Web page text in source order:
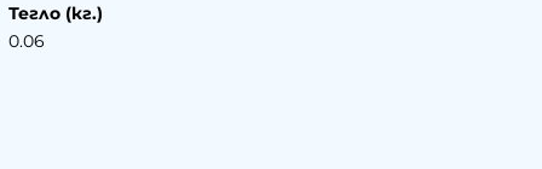
Тегло (кг.)
0.06